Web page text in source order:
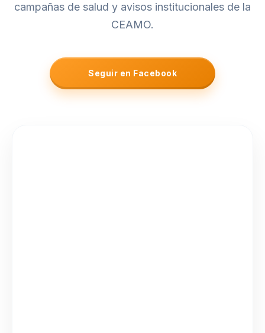
campañas de salud y avisos institucionales de la
CEAMO.
Seguir en Facebook